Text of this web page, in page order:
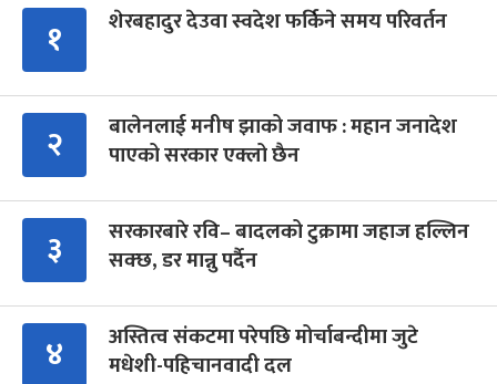
१ शेरबहादुर देउवा स्वदेश फर्किने समय परिवर्तन
२
बालेनलाई मनीष झाको जवाफ : महान जनादेश
पाएको सरकार एक्लो छैन
३
सरकारबारे रवि– बादलको टुक्रामा जहाज हल्लिन
सक्छ, डर मान्नु पर्दैन
४
अस्तित्व संकटमा परेपछि मोर्चाबन्दीमा जुटे
मधेशी-पहिचानवादी दल